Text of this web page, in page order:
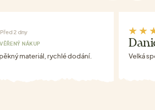
Před 2 dny
NÁKUP
materiál, rychlé dodání. Velká